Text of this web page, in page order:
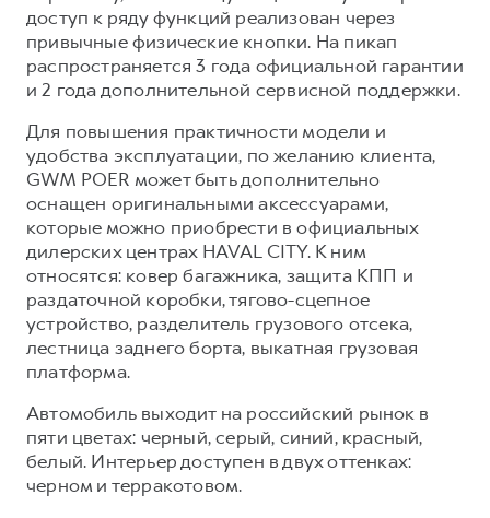
доступ к ряду функций реализован через
привычные физические кнопки. На пикап
распространяется 3 года официальной гарантии
и 2 года дополнительной сервисной поддержки.
Для повышения практичности модели и
удобства эксплуатации, по желанию клиента,
GWM POER может быть дополнительно
оснащен оригинальными аксессуарами,
которые можно приобрести в официальных
дилерских центрах HAVAL CITY. К ним
относятся: ковер багажника, защита КПП и
раздаточной коробки, тягово-сцепное
устройство, разделитель грузового отсека,
лестница заднего борта, выкатная грузовая
платформа.
Автомобиль выходит на российский рынок в
пяти цветах: черный, серый, синий, красный,
белый. Интерьер доступен в двух оттенках:
черном и терракотовом.